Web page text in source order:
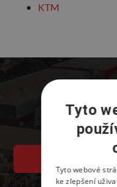
KTM
Tyto
Tyto webové
ke zlepšení